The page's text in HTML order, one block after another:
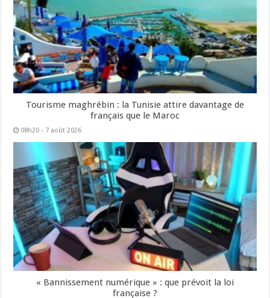
Tourisme maghrébin : la Tunisie attire davantage de
français que le Maroc
08h20 - 7 août 2026
« Bannissement numérique » : que prévoit la loi
française ?